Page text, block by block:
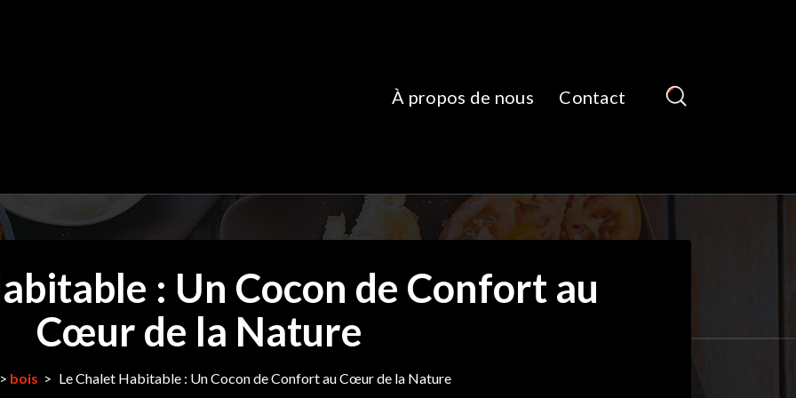
À propos de nous Contact
: Un Cocon de Confort au
Cœur de la Nature
> bois > Le Chalet Habitable : Un Cocon de Confort au Cœur de la Nature